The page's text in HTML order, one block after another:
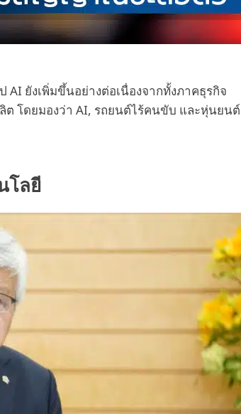
ยังเพิ่มขึ้นอย่างต่อเนื่องจากทั้งภาคธุรกิจ
ต โดยมองว่า AI, รถยนต์ไร้คนขับ และหุ่นยนต์
โลยี